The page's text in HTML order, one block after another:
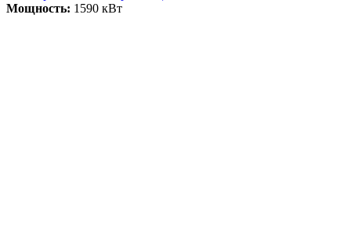
Мощность: 1590 кВт